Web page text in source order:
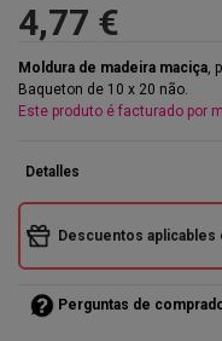
4,77 €
Moldura de madeira maciça,
Baqueton de 10 x 20 não.
Este produto é facturado por
Detalles
Descuentos
Perguntas de